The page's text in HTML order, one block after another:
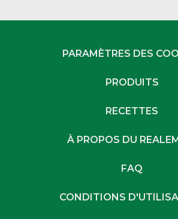
PARAMÈTRES DES
PRODUITS
RECETTES
À PROPOS DU
FAQ
CONDITIONS